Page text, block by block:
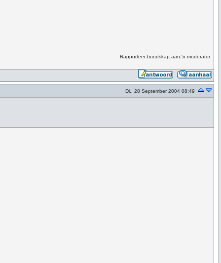
Rapporteer boodskap aan 'n moderator
Di., 28 September 2004 08:49